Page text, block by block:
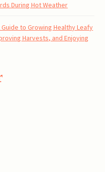
During Hot Weather
to Growing Healthy Leafy
Harvests, and Enjoying